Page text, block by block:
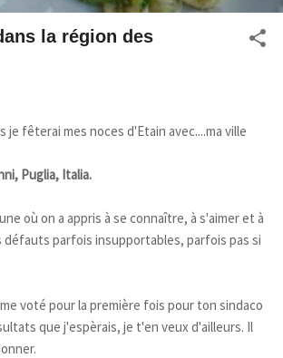
MES PARTENAIRES
la région des
je fêterai mes noces d'Etain avec....ma ville
Puglia, Italia.
où on a appris à se connaître, à s'aimer et à
parfois insupportables, parfois pas si
voté pour la première fois pour ton sindaco
que j'espèrais, je t'en veux d'ailleurs. Il